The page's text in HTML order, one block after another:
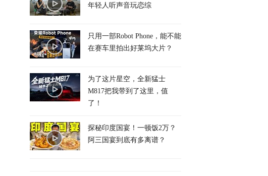
年轻人听声音玩恋综
只用一部Robot Phone，能不能
在赛车里拍出好莱坞大片？
为了这片星空，全新猛士
M817把我带到了这里，值
了！
探秘印度国宴！一顿饭2万？
阿三国宴到底有多离谱？